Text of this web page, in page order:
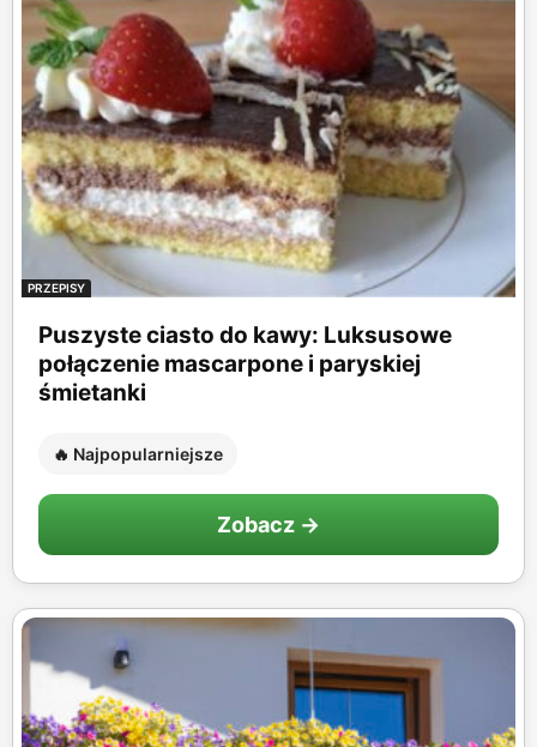
PRZEPISY
Puszyste ciasto do kawy: Luksusowe
połączenie mascarpone i paryskiej
śmietanki
🔥 Najpopularniejsze
Zobacz →